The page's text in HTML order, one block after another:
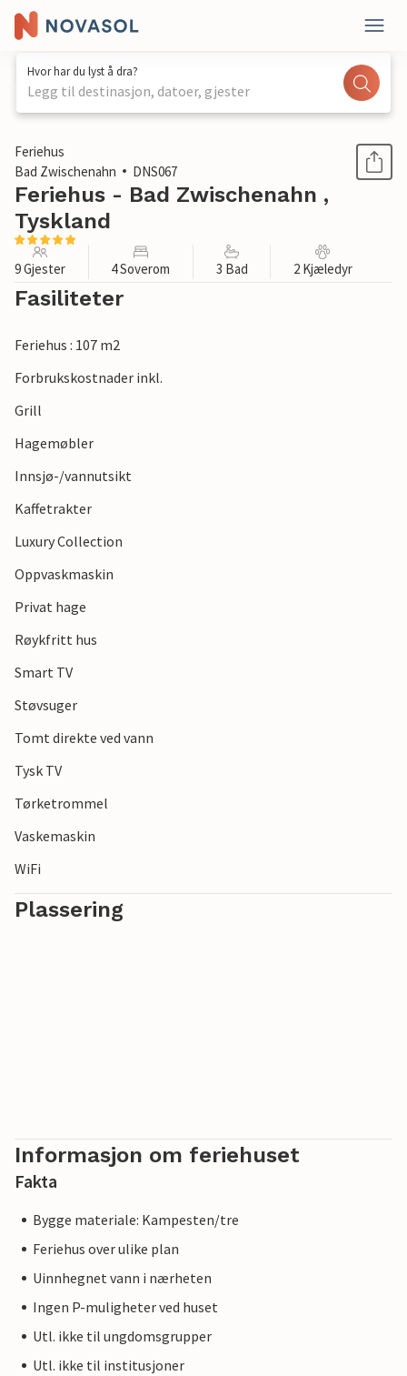
Hvor har du lyst å dra?
Legg til destinasjon, datoer, gjester
1 / 1
Feriehus
Bad Zwischenahn
DNS067
Feriehus - Bad Zwischenahn ,
Tyskland
9 Gjester 4 Soverom 3 Bad 2 Kjæledyr
Fasiliteter
Feriehus : 107 m2
Forbrukskostnader inkl.
Grill
Hagemøbler
Innsjø-/vannutsikt
Kaffetrakter
Luxury Collection
Oppvaskmaskin
Privat hage
Røykfritt hus
Smart TV
Støvsuger
Tomt direkte ved vann
Tysk TV
Tørketrommel
Vaskemaskin
WiFi
Plassering
Informasjon om feriehuset
Fakta
Bygge materiale: Kampesten/tre
Feriehus over ulike plan
Uinnhegnet vann i nærheten
Ingen P-muligheter ved huset
Utl. ikke til ungdomsgrupper
Utl. ikke til institusjoner